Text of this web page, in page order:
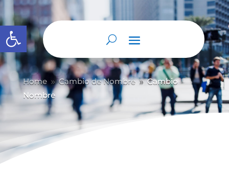
Abrir barra de herramientas
Home 9 Cambio de Nombre 9 Cambio
Nombre